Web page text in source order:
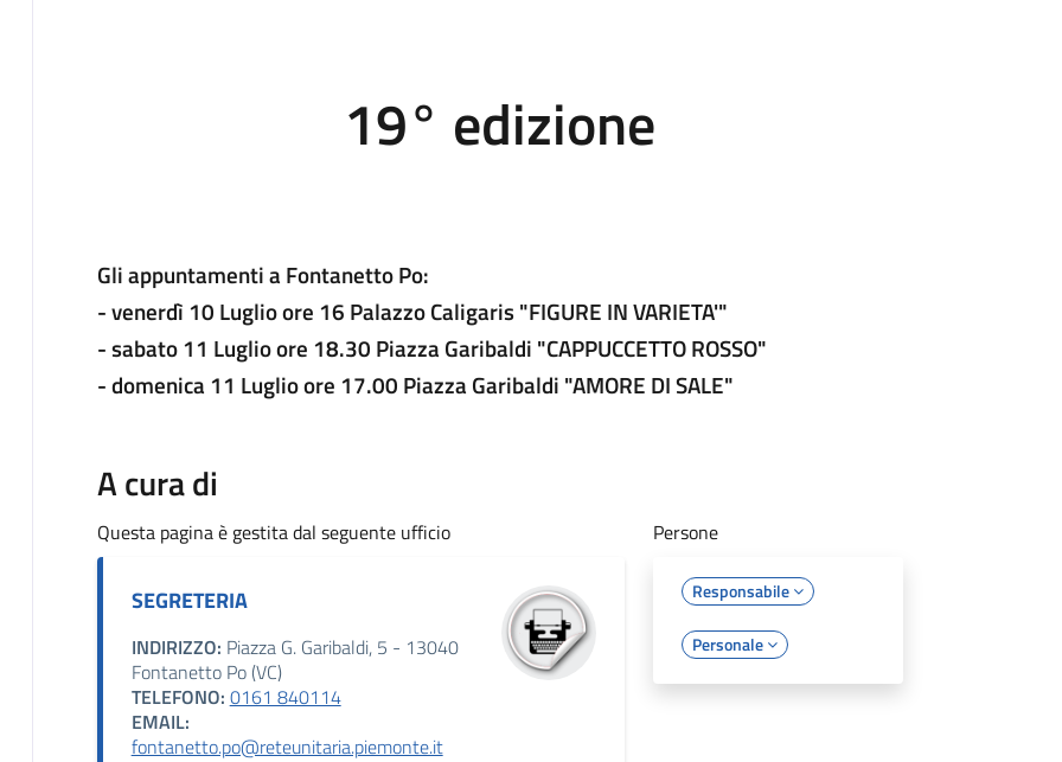
19° edizione
Gli appuntamenti a Fontanetto Po:
- venerdì 10 Luglio ore 16 Palazzo Caligaris "FIGURE IN VARIETA'"
- sabato 11 Luglio ore 18.30 Piazza Garibaldi "CAPPUCCETTO ROSSO"
- domenica 11 Luglio ore 17.00 Piazza Garibaldi "AMORE DI SALE"
A cura di
Questa pagina è gestita dal seguente ufficio
SEGRETERIA
INDIRIZZO: Piazza G. Garibaldi, 5 - 13040
Fontanetto Po (VC)
TELEFONO: 0161 840114
EMAIL:
fontanetto.po@reteunitaria.piemonte.it
Persone
Responsabile
Personale